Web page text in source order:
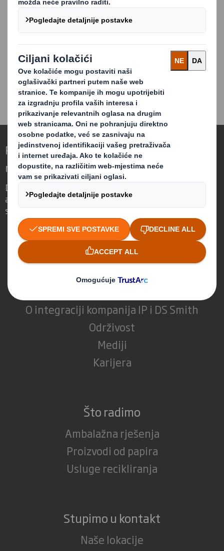
Radimo danonoćno na mnogim našim
postrojenjima, kako bismo mogli udovoljiti hitnim
zahtjevima kupaca za dostavom u roku od 24 sata
do 48 sati.
Možemo dostavljati na različite načine i razvijati
unaprijed definirane rasporede prijevoza koji našim
klijentima omogućuju da prošire radno opterećenje
u svojim skladištima i smanje vrijeme potrebno za
prijevoz od mjesta otpreme.
Redefiniranje ambalaže za svijet koji se
mijenja
Drugačiji smo jer vidimo priliku u tome što
ambalaža može imati ključnu ulogu u
svijetu koji se mijenja.
Tko smo
O kompaniji DS Smith
O integraciji kompanija IP i DS Smith
Održivost
Mediji
Karijera
Što radimo
Ambalažna rješenja
Proizvodi od papira
Usluge recikliranja
Stupimo u kontakt
Naše lokacije